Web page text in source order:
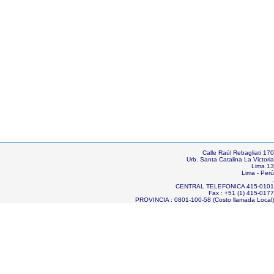
Calle Raúl Rebagliati 170
Urb. Santa Catalina La Victoria
Lima 13
Lima - Perú
CENTRAL TELEFONICA 415-0101
Fax : +51 (1) 415-0177
PROVINCIA : 0801-100-58 (Costo llamada Local)